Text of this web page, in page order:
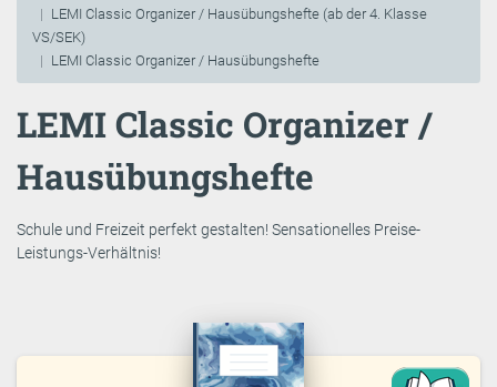
LEMI Classic Organizer / Hausübungshefte (ab der 4. Klasse
VS/SEK)
LEMI Classic Organizer / Hausübungshefte
LEMI Classic Organizer /
Hausübungshefte
Schule und Freizeit perfekt gestalten! Sensationelles Preise-
Leistungs-Verhältnis!